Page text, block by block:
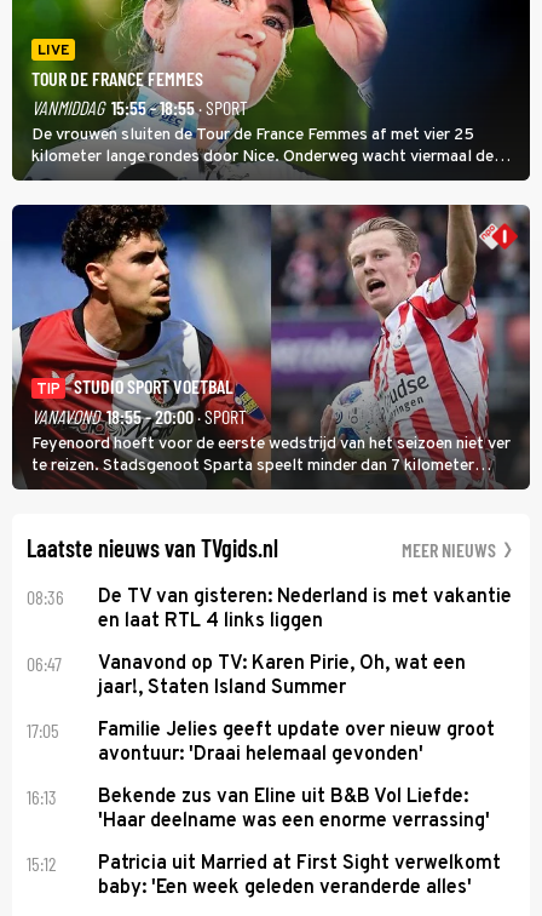
LIVE
TOUR DE FRANCE FEMMES
VANMIDDAG 15:55 - 18:55· SPORT
De vrouwen sluiten de Tour de France Femmes af met vier 25
kilometer lange rondes door Nice. Onderweg wacht viermaal de
zware Col d'Èze. Aan de finish op de Promenade des Anglais krijgt
de eindwinnaar de laatste gele trui.
TIP
STUDIO SPORT VOETBAL
VANAVOND 18:55 - 20:00· SPORT
Feyenoord hoeft voor de eerste wedstrijd van het seizoen niet ver
te reizen. Stadsgenoot Sparta speelt minder dan 7 kilometer
verderop. Feyenoord trok de Spaanse spits Nacho Ferri aan van
Laatste nieuws van TVgids.nl MEER NIEUWS
08:36
De TV van gisteren: Nederland is met vakantie
en laat RTL 4 links liggen
06:47
Vanavond op TV: Karen Pirie, Oh, wat een
jaar!, Staten Island Summer
17:05
Familie Jelies geeft update over nieuw groot
avontuur: 'Draai helemaal gevonden'
16:13
Bekende zus van Eline uit B&B Vol Liefde:
'Haar deelname was een enorme verrassing'
15:12
Patricia uit Married at First Sight verwelkomt
baby: 'Een week geleden veranderde alles'